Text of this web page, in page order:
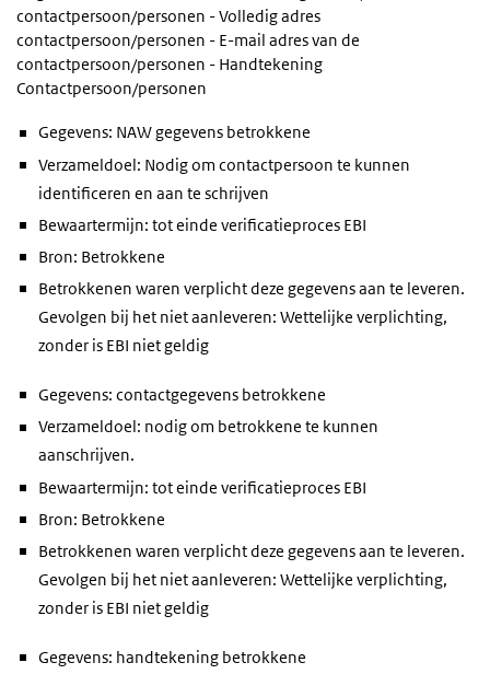
contactpersoon/personen - Volledig adres
contactpersoon/personen - E-mail adres van de
contactpersoon/personen - Handtekening
Contactpersoon/personen
Gegevens: NAW gegevens betrokkene
Verzameldoel: Nodig om contactpersoon te kunnen
identificeren en aan te schrijven
Bewaartermijn: tot einde verificatieproces EBI
Bron: Betrokkene
Betrokkenen waren verplicht deze gegevens aan te leveren.
Gevolgen bij het niet aanleveren: Wettelijke verplichting,
zonder is EBI niet geldig
Gegevens: contactgegevens betrokkene
Verzameldoel: nodig om betrokkene te kunnen
aanschrijven.
Bewaartermijn: tot einde verificatieproces EBI
Bron: Betrokkene
Betrokkenen waren verplicht deze gegevens aan te leveren.
Gevolgen bij het niet aanleveren: Wettelijke verplichting,
zonder is EBI niet geldig
Gegevens: handtekening betrokkene